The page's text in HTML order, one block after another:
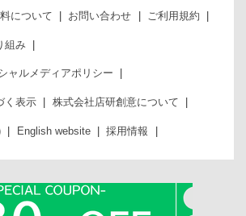
について お問い合わせ ご利用規約
組み
ャルメディアポリシー
く表示 株式会社店研創意について
English website 採用情報